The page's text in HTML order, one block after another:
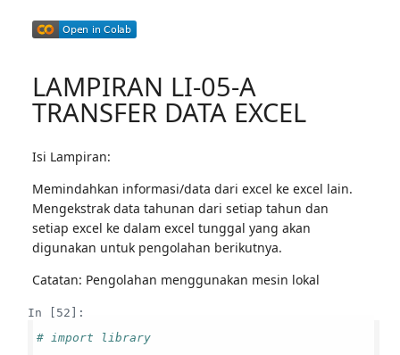
LAMPIRAN LI-05-A
TRANSFER DATA EXCEL
Isi Lampiran:
Memindahkan informasi/data dari excel ke excel lain.
Mengekstrak data tahunan dari setiap tahun dan
setiap excel ke dalam excel tunggal yang akan
digunakan untuk pengolahan berikutnya.
Catatan: Pengolahan menggunakan mesin lokal
In [52]:
# import library